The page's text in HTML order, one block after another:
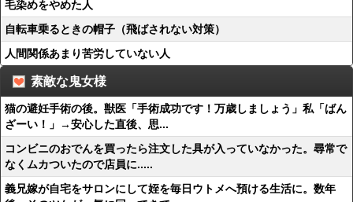
毛染めをやめた人
自転車乗るときの帽子（飛ばされない対策）
人間関係あまり苦労していない人
素敵な鬼女様
猫の避妊手術の後。獣医「手術成功です！万歳しましょう」私「ばん
ざーい！」→安心した直後、思...
コンビニのおでんを買ったら注文した具が入っていなかった。尋常で
なくムカついたので店員に.....
義兄嫁が自宅をサロンにして姪を毎日ウトメへ預ける生活に。数年